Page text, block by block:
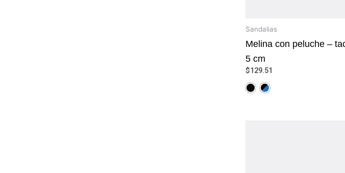
Sandalias
Melina con peluche –
5 cm
$129.51